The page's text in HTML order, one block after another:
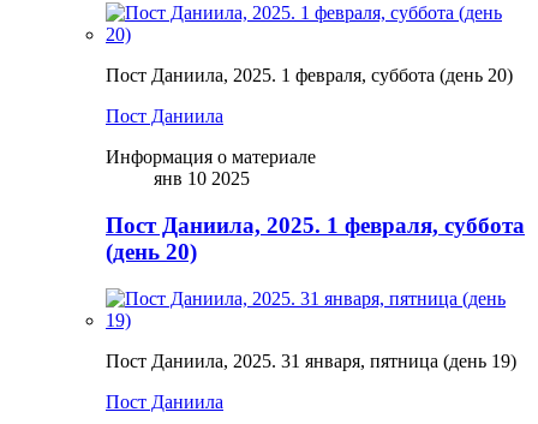
Пост Даниила, 2025. 1 февраля, суббота (день 20)
Пост Даниила
Информация о материале
янв 10 2025
Пост Даниила, 2025. 1 февраля, суббота
(день 20)
Пост Даниила, 2025. 31 января, пятница (день 19)
Пост Даниила